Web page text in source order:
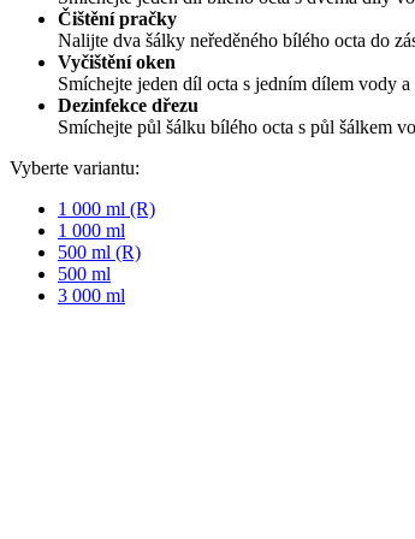
Čištění pračky
Nalijte dva šálky neředěného bílého octa do
Vyčištění oken
Smíchejte jeden díl octa s jedním dílem vody
Dezinfekce dřezu
Smíchejte půl šálku bílého octa s půl šálkem
Vyberte variantu:
1 000 ml (R)
1 000 ml
500 ml (R)
500 ml
3 000 ml